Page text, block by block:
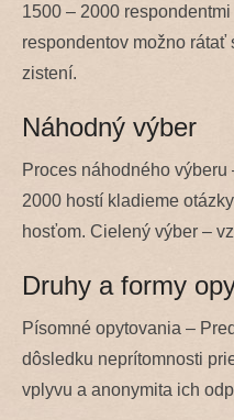
1500 – 2000
respondentov možno rátať
zistení.
Náhodný výber
Proces náhodného
2000 hostí kladieme
hosťom. Cielený výber –
Druhy a formy
Písomné opytovania –
dôsledku neprítomnosti
vplyvu a anonymita ich